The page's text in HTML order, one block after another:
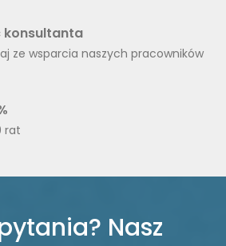
konsultanta
ze wsparcia naszych pracowników
rat
Nasz